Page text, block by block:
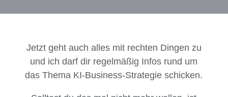
Jetzt geht auch alles mit rechten Dingen zu
und ich darf dir regelmäßig Infos rund um
das Thema KI-Business-Strategie schicken.